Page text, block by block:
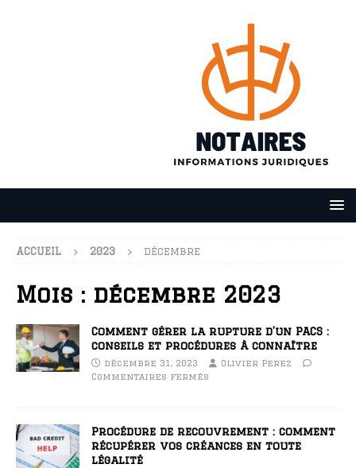
ACCUEIL 2023 décembre
Mois : décembre 2023
Comment gérer la rupture d’un PACS :
conseils et procédures à connaître
décembre 31, 2023
Olivier Perez
Commentaires fermés
Procédure de recouvrement : comment
récupérer vos créances en toute
légalité